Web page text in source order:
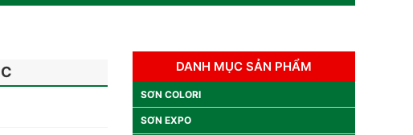
DANH MỤC SẢN PHẨM
SƠN COLORI
SƠN EXPO